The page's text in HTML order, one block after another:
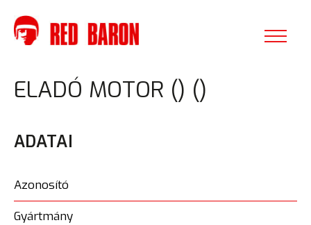
ELADÓ MOTOR () ()
ADATAI
Azonosító
Gyártmány